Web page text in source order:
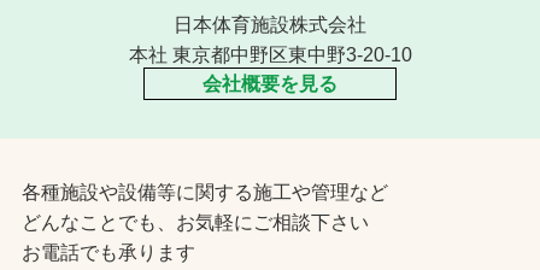
日本体育施設株式会社
本社 東京都中野区東中野3-20-10
会社概要を見る
各種施設や設備等に関する施工や管理など
どんなことでも、お気軽にご相談下さい
お電話でも承ります